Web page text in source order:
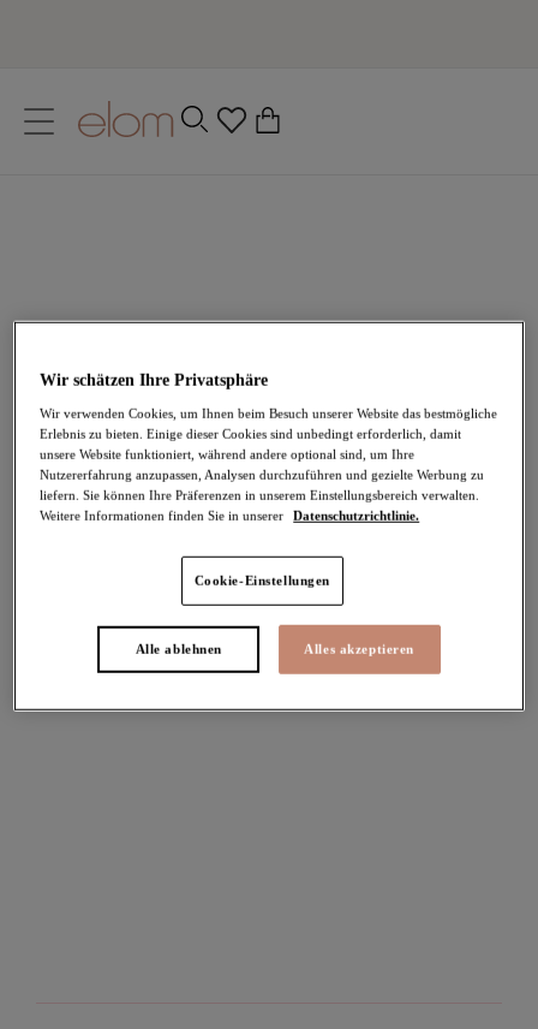
Ihr Land
Presse
Für alle Presseanfragen wenden Sie sich bitte an:
GB /US/ Rest der Welt
press@wacoal-europe.com
Australien
Wir schätzen Ihre Privatsphäre
Wir verwenden Cookies, um Ihnen beim Besuch unserer Website das bestmögliche
Erlebnis zu bieten. Einige dieser Cookies sind unbedingt erforderlich, damit
unsere Website funktioniert, während andere optional sind, um Ihre
Nutzererfahrung anzupassen, Analysen durchzuführen und gezielte Werbung zu
liefern. Sie können Ihre Präferenzen in unserem Einstellungsbereich verwalten.
Weitere Informationen finden Sie in unserer
Datenschutzrichtlinie.
Cookie-Einstellungen
Alle ablehnen Alles akzeptieren